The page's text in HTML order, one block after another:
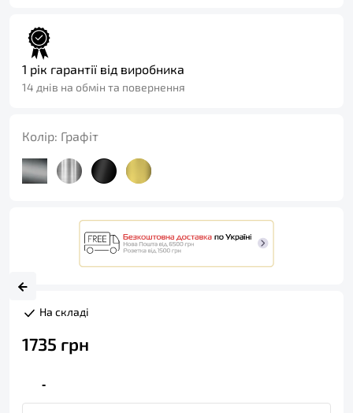
1 рік гарантії від виробника
14 днів на обмін та повернення
Колір: Графіт
На складі
1735 грн
-